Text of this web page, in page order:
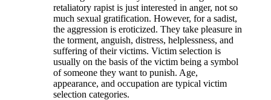
retaliatory rapist is just interested in anger, not so
much sexual gratification. However, for a sadist,
the aggression is eroticized. They take pleasure in
the torment, anguish, distress, helplessness, and
suffering of their victims. Victim selection is
usually on the basis of the victim being a symbol
of someone they want to punish. Age,
appearance, and occupation are typical victim
selection categories.